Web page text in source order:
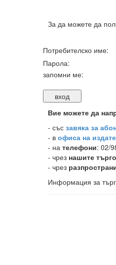
За да можете да
Потребителско име:
Парола:
запомни ме:
Вие можете да
- със завяка за
- в офиса на
- на телефони: 02/
- чрез нашите
- чрез
Информация за